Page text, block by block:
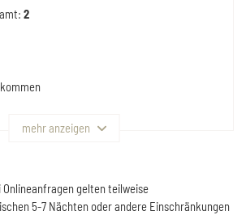
: 2
mehr anzeigen
gelten teilweise
5-7 Nächten oder andere Einschränkungen